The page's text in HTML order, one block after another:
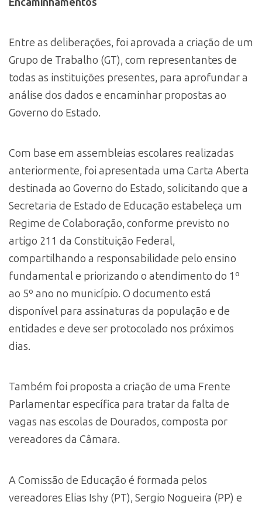
Entre as deliberações, foi aprovada a criação de um
Grupo de Trabalho (GT), com representantes de
todas as instituições presentes, para aprofundar a
análise dos dados e encaminhar propostas ao
Governo do Estado.
Com base em assembleias escolares realizadas
anteriormente, foi apresentada uma Carta Aberta
destinada ao Governo do Estado, solicitando que a
Secretaria de Estado de Educação estabeleça um
Regime de Colaboração, conforme previsto no
artigo 211 da Constituição Federal,
compartilhando a responsabilidade pelo ensino
fundamental e priorizando o atendimento do 1º
ao 5º ano no município. O documento está
disponível para assinaturas da população e de
entidades e deve ser protocolado nos próximos
dias.
Também foi proposta a criação de uma Frente
Parlamentar específica para tratar da falta de
vagas nas escolas de Dourados, composta por
vereadores da Câmara.
A Comissão de Educação é formada pelos
vereadores Elias Ishy (PT), Sergio Nogueira (PP) e